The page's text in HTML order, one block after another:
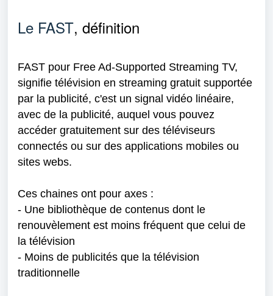
Le FAST, définition
FAST pour Free Ad-Supported Streaming TV,
signifie télévision en streaming gratuit supportée
par la publicité, c'est un signal vidéo linéaire,
avec de la publicité, auquel vous pouvez
accéder gratuitement sur des téléviseurs
connectés ou sur des applications mobiles ou
sites webs.
Ces chaines ont pour axes :
- Une bibliothèque de contenus dont le
renouvèlement est moins fréquent que celui de
la télévision
- Moins de publicités que la télévision
traditionnelle